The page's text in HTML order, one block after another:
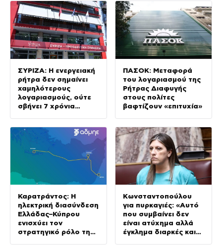
πρόληψη
ΣΥΡΙΖΑ: Η ενεργειακή
ρήτρα δεν σημαίνει
χαμηλότερους
λογαριασμούς, ούτε
σβήνει 7 χρόνια
ΠΑΣΟΚ: Μεταφορά
του λογαριασμού της
Ρήτρας Διαφυγής
στους πολίτες
βαφτίζουν «επιτυχία»
Καρατράντος: Η
ηλεκτρική διασύνδεση
Ελλάδας–Κύπρου
ενισχύει τον
στρατηγικό ρόλο της
Κωνσταντοπούλου
για πυρκαγιές: «Αυτό
που συμβαίνει δεν
είναι ατύχημα αλλά
έγκλημα διαρκές και